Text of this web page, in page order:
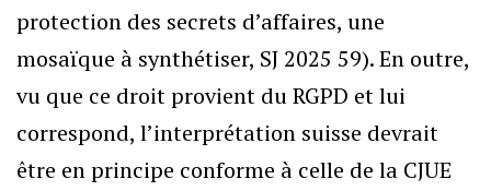
protection des secrets d’affaires, une
mosaïque à synthétiser, SJ 2025 59). En outre,
vu que ce droit provient du RGPD et lui
correspond, l’interprétation suisse devrait
être en principe conforme à celle de la CJUE